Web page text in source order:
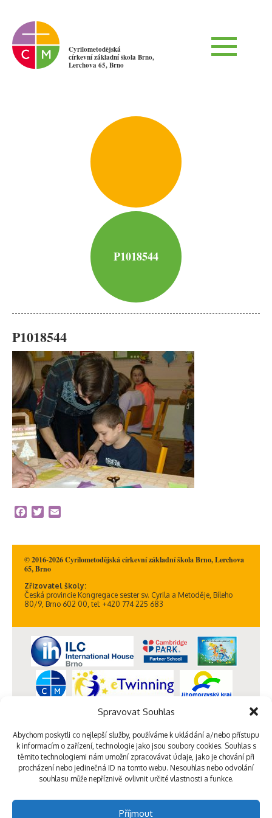
Spravovat Souhlas
Abychom poskytli co nejlepší služby, používáme k ukládání a/nebo přístupu
k informacím o zařízení, technologie jako jsou soubory cookies. Souhlas s
těmito technologiemi nám umožní zpracovávat údaje, jako je chování při
procházení nebo jedinečná ID na tomto webu. Nesouhlas nebo odvolání
souhlasu může nepříznivě ovlivnit určité vlastnosti a funkce.
Příjmout
Cyrilometodějská
církevní základní škola Brno,
Lerchova 65, Brno
P1018544
P1018544
Facebook
Twitter
© 2016-2026 Cyrilometodějská církevní základní škola Brno, Lerchova
65, Brno
Zřizovatel školy:
Česká provincie Kongregace sester sv. Cyrila a Metoděje, Bíleho
80/9, Brno 602 00, tel: +420 774 225 683